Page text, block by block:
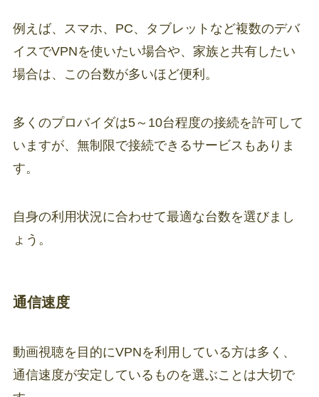
例えば、スマホ、PC、タブレットなど複数のデバ
イスでVPNを使いたい場合や、家族と共有したい
場合は、この台数が多いほど便利。
多くのプロバイダは5～10台程度の接続を許可して
いますが、無制限で接続できるサービスもありま
す。
自身の利用状況に合わせて最適な台数を選びまし
ょう。
通信速度
動画視聴を目的にVPNを利用している方は多く、
通信速度が安定しているものを選ぶことは大切で